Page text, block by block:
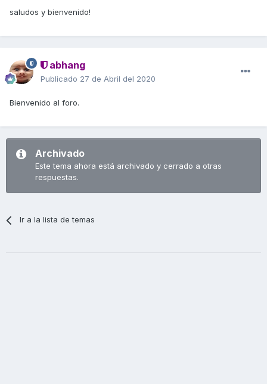
saludos y bienvenido!
abhang
Publicado 27 de Abril del 2020
Bienvenido al foro.
Archivado
Este tema ahora está archivado y cerrado a otras
respuestas.
Ir a la lista de temas